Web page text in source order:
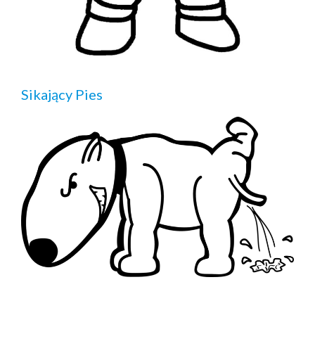
Sikający Pies